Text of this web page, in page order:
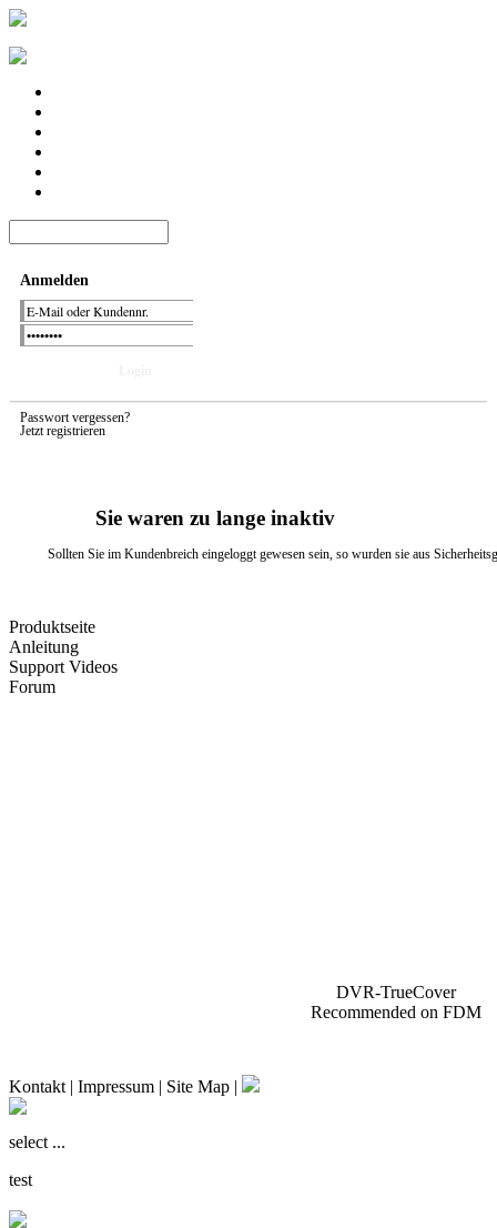
Anmelden
Passwort vergessen?
Jetzt registrieren
Sie waren zu lange inaktiv
Sollten Sie im Kundenbreich eingeloggt gewesen sein, so wurden sie aus
Produktseite
Anleitung
Support Videos
Forum
DVR-TrueCover
Recommended on FDM
Kontakt | Impressum | Site Map |
select ...
test